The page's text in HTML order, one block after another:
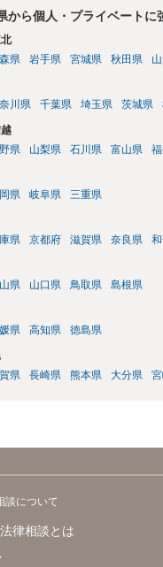
から個人・プライベートに
県 岩手県 宮城県 秋田県
川県 千葉県 埼玉県 茨城県
県 山梨県 石川県 富山県
県 岐阜県 三重県
県 京都府 滋賀県 奈良県
県 山口県 鳥取県 島根県
県 高知県 徳島県
県 長崎県 熊本県 大分県
談について
律相談とは